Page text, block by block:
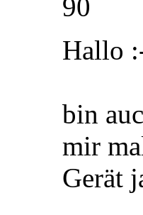
90
Hallo
bin
mir
Gerät